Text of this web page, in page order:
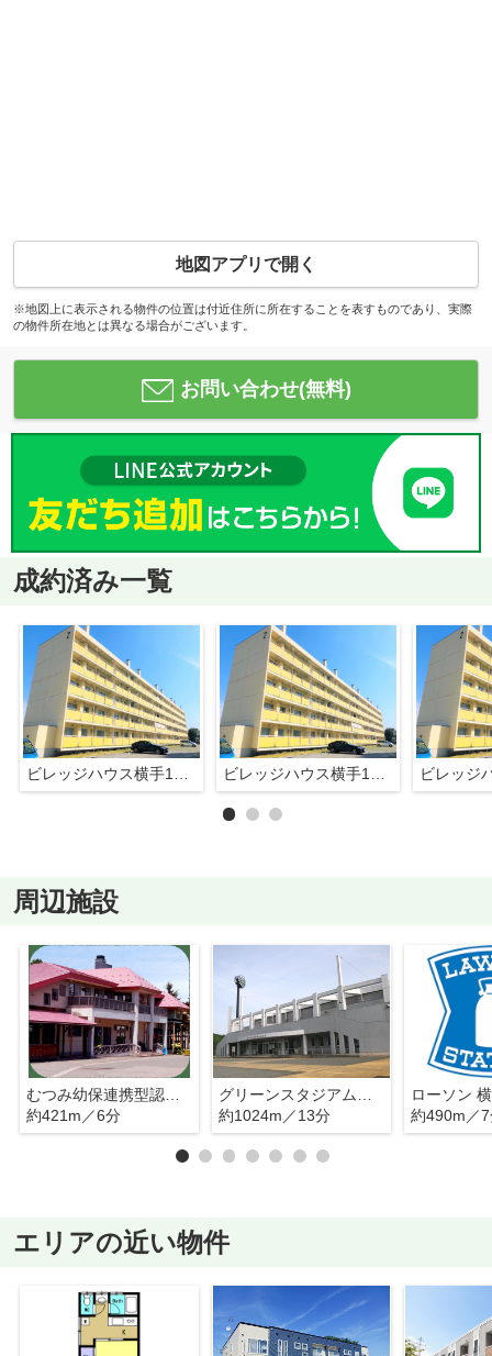
地図アプリで開く
※地図上に表示される物件の位置は付近住所に所在することを表すものであり、実際
の物件所在地とは異なる場合がございます。
お問い合わせ(無料)
成約済み一覧
ビレッジハウス横手1号棟 ビレッジハウス横手1号棟
周辺施設
むつみ幼保連携型認定こども園
約421m／6分
約1024m／13分
ローソン
約490m／
エリアの近い物件